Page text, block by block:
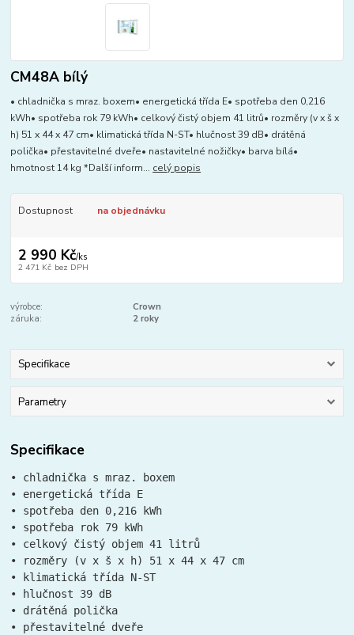
CM48A bílý
• chladnička s mraz. boxem• energetická třída E• spotřeba den 0,216
kWh• spotřeba rok 79 kWh• celkový čistý objem 41 litrů• rozměry (v x š x
h) 51 x 44 x 47 cm• klimatická třída N-ST• hlučnost 39 dB• drátěná
polička• přestavitelné dveře• nastavitelné nožičky• barva bílá•
hmotnost 14 kg *Další inform... celý popis
Dostupnost na objednávku
2 990 Kč/ks
2 471 Kč bez DPH
výrobce:
Crown
záruka:
2 roky
Specifikace
Parametry
Specifikace
• chladnička s mraz. boxem
• energetická třída E
• spotřeba den 0,216 kWh
• spotřeba rok 79 kWh
• celkový čistý objem 41 litrů
• rozměry (v x š x h) 51 x 44 x 47 cm
• klimatická třída N-ST
• hlučnost 39 dB
• drátěná polička
• přestavitelné dveře